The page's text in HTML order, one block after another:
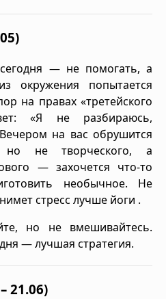
— не помогать, а
окружения попытается
на правах «третейского
«Я не разбираюсь,
на вас обрушится
но не творческого, а
— захочется что-то
необычное. Не
стресс лучше йоги .
но не вмешивайтесь.
— лучшая стратегия.
21.06)